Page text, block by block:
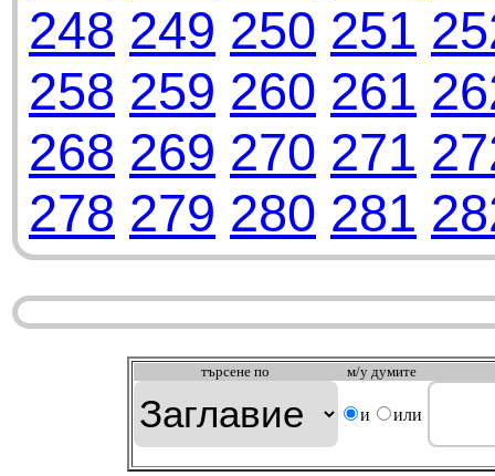
248 249 250 251
258 259 260 261
268 269 270 271
278 279 280 281
търсeне по м/у думите
и или